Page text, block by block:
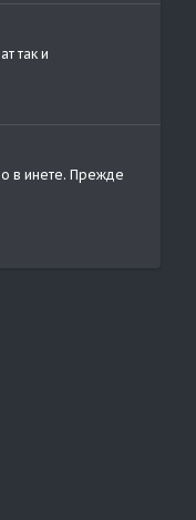
так и
в инете. Прежде